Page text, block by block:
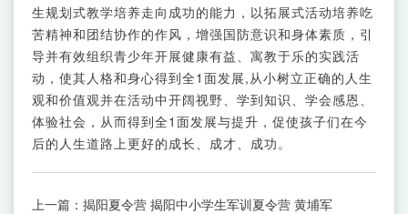
生规划式教学培养走向成功的能力，以拓展式活动培养吃
苦精神和团结协作的作风，增强国防意识和身体素质，引
导并有效组织青少年开展健康有益、寓教于乐的实践活
动，使其人格和身心得到全1面发展,从小树立正确的人生
观和价值观并在活动中开阔视野、学到知识、学会感恩、
体验社会，从而得到全1面发展与提升，促使孩子们在今
后的人生道路上更好的成长、成才、成功。
上一篇： 揭阳夏令营 揭阳中小学生军训夏令营 黄埔军